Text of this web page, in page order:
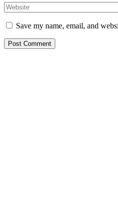
Save my name, email, and